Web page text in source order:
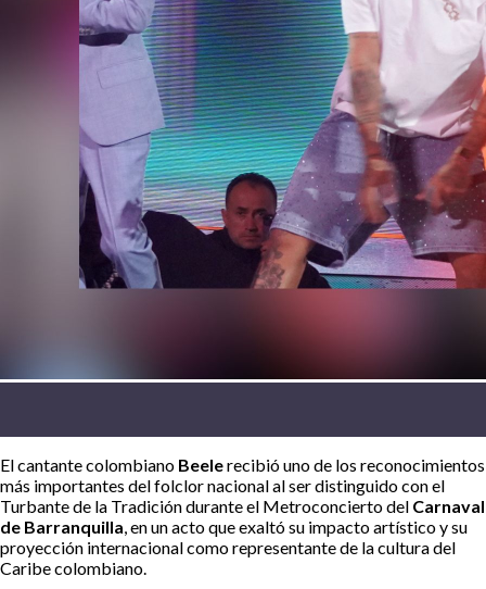
El cantante colombiano Beelerecibió uno de los reconocimientos
más importantes del folclor nacional al ser distinguido con el
Turbante de la Tradición durante el Metroconcierto del Carnaval
de Barranquilla, en un acto que exaltó su impacto artístico y su
proyección internacional como representante de la cultura del
Caribe colombiano.